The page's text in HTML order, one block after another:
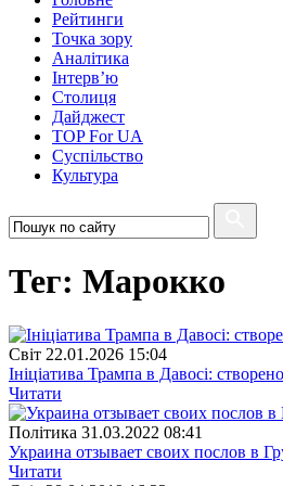
Рейтинги
Точка зору
Аналітика
Інтерв’ю
Столиця
Дайджест
TOP For UA
Суспiльство
Культура
Тег: Марокко
Свiт 22.01.2026 15:04
Ініціатива Трампа в Давосі:
Читати
Полiтика 31.03.2022 08:41
Украина отзывает своих послов в
Читати